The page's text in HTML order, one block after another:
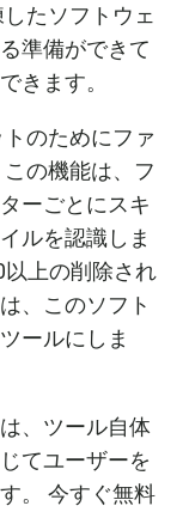
たソフトウェ
準備ができて
きます。
のためにファ
の機能は、フ
ーごとにスキ
ルを認識しま
上の削除され
、このソフト
ールにしま
、ツール自体
てユーザーを
。 今すぐ無料